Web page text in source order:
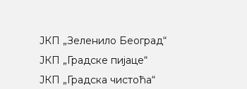
ЈКП „Зеленило Београд“
ЈКП „Градске пијаце“
ЈКП „Градска чистоћа“